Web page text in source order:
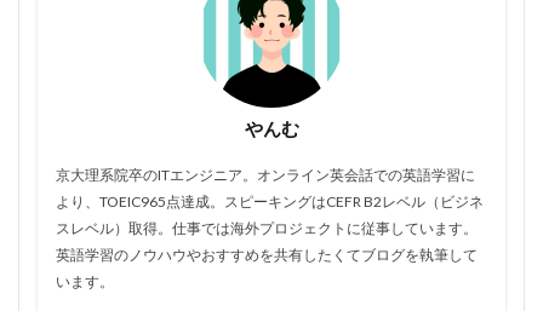
やんむ
京大理系院卒のITエンジニア。オンライン英会話での英語学習に
より、TOEIC965点達成。スピーキングはCEFR B2レベル（ビジネ
スレベル）取得。仕事では海外プロジェクトに従事しています。
英語学習のノウハウやおすすめを共有したくてブログを執筆して
います。